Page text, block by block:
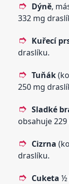
Dýně,
332 mg
Kuřecí
draslíku.
Tuňák
250 mg
Sladké
obsahuje
Cizrna
draslíku.
Cuketa ½